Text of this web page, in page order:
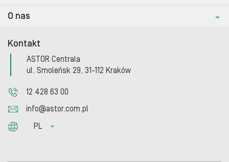
O nas
Kontakt
ASTOR Centrala
ul. Smoleńsk 29, 31-112 Kraków
12 428 63 00
info@astor.com.pl
PL